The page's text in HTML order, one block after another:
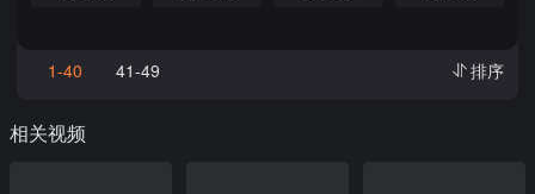
1-40 41-49 排序
相关视频